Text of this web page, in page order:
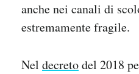
anche nei canali di
estremamente fragile.
Nel decretodel 2018